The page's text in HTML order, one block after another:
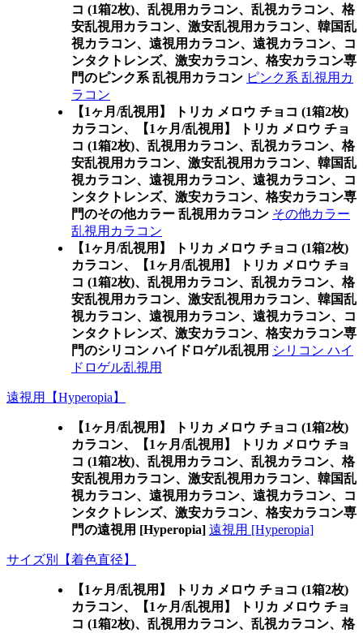
コ (1箱2枚)、乱視用カラコン、乱視カラコン、格
安乱視用カラコン、激安乱視用カラコン、韓国乱
視カラコン、遠視用カラコン、遠視カラコン、コ
ンタクトレンズ、激安カラコン、格安カラコン専
門のピンク系 乱視用カラコン ピンク系 乱視用カ
ラコン
【1ヶ月/乱視用】 トリカ メロウ チョコ (1箱2枚)
カラコン、
【1ヶ月/乱視用】 トリカ メロウ チョ
コ (1箱2枚)、乱視用カラコン、乱視カラコン、格
安乱視用カラコン、激安乱視用カラコン、韓国乱
視カラコン、遠視用カラコン、遠視カラコン、コ
ンタクトレンズ、激安カラコン、格安カラコン専
門のその他カラー 乱視用カラコン その他カラー
乱視用カラコン
【1ヶ月/乱視用】 トリカ メロウ チョコ (1箱2枚)
カラコン、
【1ヶ月/乱視用】 トリカ メロウ チョ
コ (1箱2枚)、乱視用カラコン、乱視カラコン、格
安乱視用カラコン、激安乱視用カラコン、韓国乱
視カラコン、遠視用カラコン、遠視カラコン、コ
ンタクトレンズ、激安カラコン、格安カラコン専
門のシリコン ハイドロゲル乱視用 シリコン ハイ
ドロゲル乱視用
遠視用【Hyperopia】
【1ヶ月/乱視用】 トリカ メロウ チョコ (1箱2枚)
カラコン、
【1ヶ月/乱視用】 トリカ メロウ チョ
コ (1箱2枚)、乱視用カラコン、乱視カラコン、格
安乱視用カラコン、激安乱視用カラコン、韓国乱
視カラコン、遠視用カラコン、遠視カラコン、コ
ンタクトレンズ、激安カラコン、格安カラコン専
門の遠視用 [Hyperopia] 遠視用 [Hyperopia]
サイズ別【着色直径】
【1ヶ月/乱視用】 トリカ メロウ チョコ (1箱2枚)
カラコン、
【1ヶ月/乱視用】 トリカ メロウ チョ
コ (1箱2枚)、乱視用カラコン、乱視カラコン、格